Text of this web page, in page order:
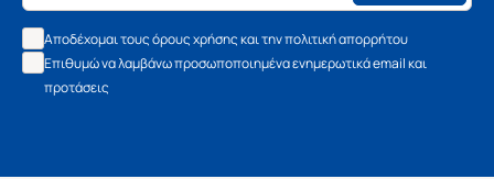
Αποδέχομαι τους όρους χρήσης και την πολιτική απορρήτου
Επιθυμώ να λαμβάνω προσωποποιημένα ενημερωτικά email και
προτάσεις